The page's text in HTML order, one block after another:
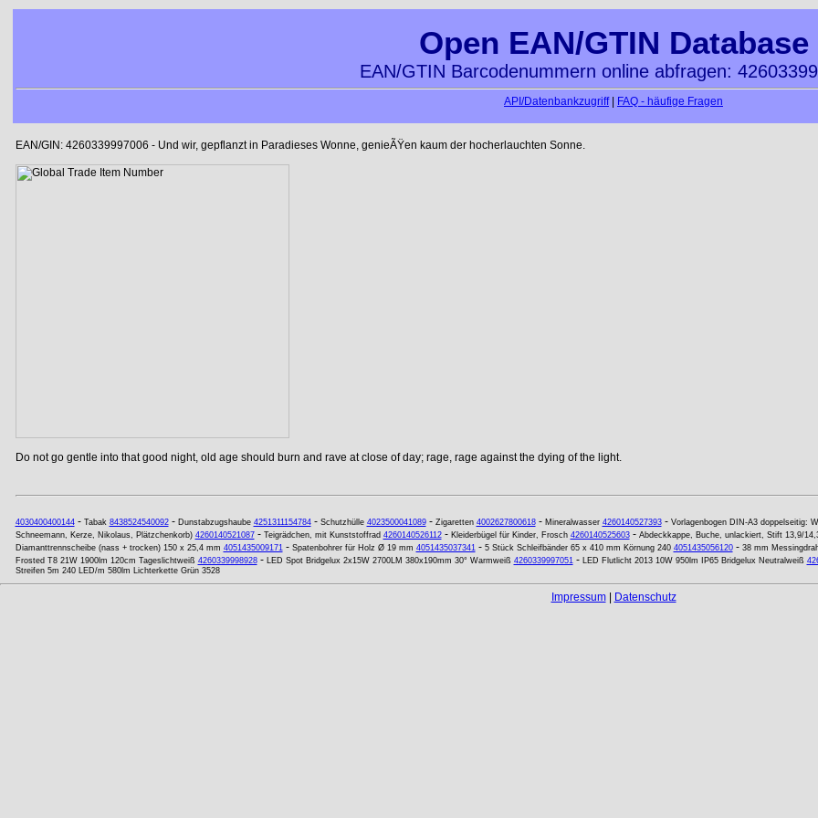
Open EAN/GTIN Database
EAN/GTIN Barcodenummern online abfragen:
API/Datenbankzugriff| FAQ - häufige Fragen
EAN/GIN: 4260339997006 - Und wir, gepflanzt in Paradieses Wonne, genieÃŸen kaum der hocherlauchten Sonne.
Do not go gentle into that good night, old age should burn and rave at close of day; rage, rage against the dying of the light.
4030400400144- Tabak 8438524540092- Dunstabzugshaube 4251311154784- Schutzhülle 4023500041089- Zigaretten 4002627800618- Mineralwasser 4260140527393- Vorlagenbogen DIN-A3 doppelseitig:
Schneemann, Kerze, Nikolaus, Plätzchenkorb) 4260140521087- Teigrädchen, mit Kunststoffrad 4260140526112- Kleiderbügel für Kinder, Frosch 4260140525603- Abdeckkappe, Buche, unlackiert, Stift 13,9/
Diamanttrennscheibe (nass + trocken) 150 x 25,4 mm 4051435009171- Spatenbohrer für Holz Ø 19 mm 4051435037341- 5 Stück Schleifbänder 65 x 410 mm Körnung 240 4051435056120- 38 mm
Frosted T8 21W 1900lm 120cm Tageslichtweiß 4260339998928- LED Spot Bridgelux 2x15W 2700LM 380x190mm 30° Warmweiß 4260339997051- LED Flutlicht 2013 10W 950lm IP65 Bridgelux Neutralweiß
Streifen 5m 240 LED/m 580lm Lichterkette Grün 3528
Impressum| Datenschutz